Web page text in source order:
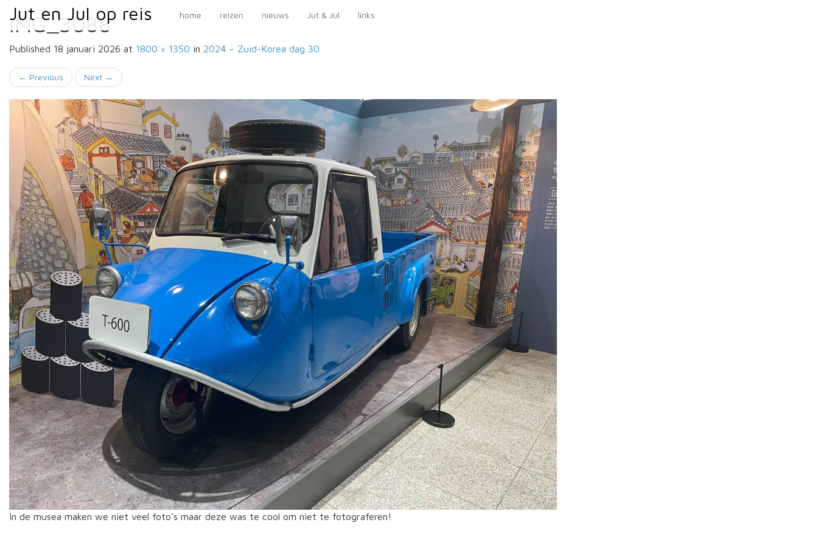
Jut en Jul op reis
Primary
Jut en Jul op reis
home reizen nieuws Jut & Jul links
IMG_3088
Published 18 januari 2026 at 1800 × 1350 in 2024 – Zuid-Korea dag 30
← Previous Next →
In de musea maken we niet veel foto’s maar deze was te cool om niet te fotograferen!